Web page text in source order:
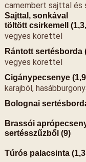
camembert sajttal és
Sajttal, sonkával
töltött csirkemell
vegyes körettel
Rántott sertésborda
vegyes körettel
Cigánypecsenye
karajból,
Bolognai
Brassói
sertésszűzből (9)
Túrós palacsinta